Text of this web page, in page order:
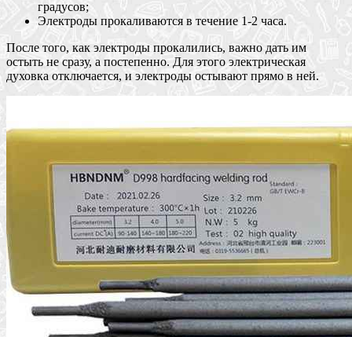
градусов;
Электроды прокаливаются в течение 1-2 часа.
После того, как электроды прокалились, важно дать им
остыть не сразу, а постепенно. Для этого электрическая
духовка отключается, и электроды остывают прямо в ней.